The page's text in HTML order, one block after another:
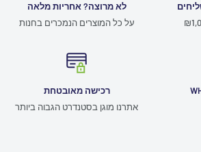
לא מרוצה? אחריות מלאה
על כל המוצרים הנמכרים בחנות
רכישה מאובטחת
אתרנו מוגן בסטנדרט הגבוה ביותר